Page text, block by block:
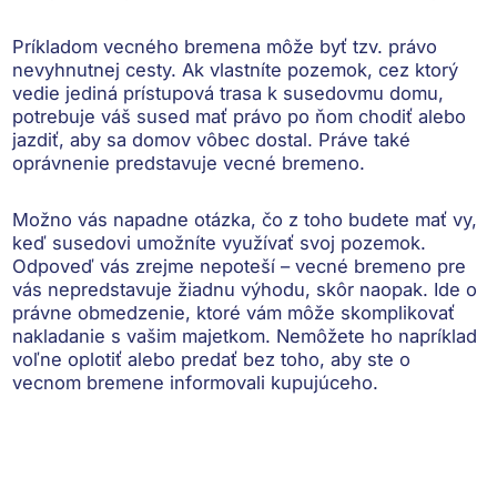
Príkladom vecného bremena môže byť tzv. právo
nevyhnutnej cesty. Ak vlastníte pozemok, cez ktorý
vedie jediná prístupová trasa k susedovmu domu,
potrebuje váš sused mať právo po ňom chodiť alebo
jazdiť, aby sa domov vôbec dostal. Práve také
oprávnenie predstavuje vecné bremeno.
Možno vás napadne otázka, čo z toho budete mať vy,
keď susedovi umožníte využívať svoj pozemok.
Odpoveď vás zrejme nepoteší – vecné bremeno pre
vás nepredstavuje žiadnu výhodu, skôr naopak. Ide o
právne obmedzenie, ktoré vám môže skomplikovať
nakladanie s vašim majetkom. Nemôžete ho napríklad
voľne oplotiť alebo predať bez toho, aby ste o
vecnom bremene informovali kupujúceho.